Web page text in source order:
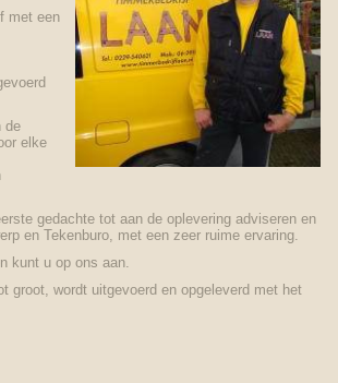
met een
de
elke
gedachte tot aan de oplevering adviseren en
en Tekenburo, met een zeer ruime ervaring.
kunt u op ons aan.
groot, wordt uitgevoerd en opgeleverd met het